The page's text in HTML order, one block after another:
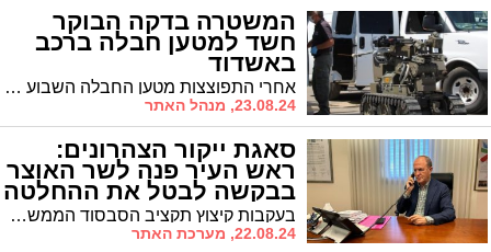
המשטרה בדקה הבוקר
חשד למטען חבלה ברכב
באשדוד
אחרי התפוצצות מטען החבלה השבוע באופנוע באשדוד, חבלני המשטרה בדקו הבוקר חשד למטען חבלה ברכב באשדוד
23.08.24, מנהל האתר
סאגת ייקור הצהרונים:
ראש העיר פנה לשר האוצר
בבקשה לבטל את ההחלטה
בעקבות קיצוץ תקציב הסבסוד הממשלתי שניתן למשרד החינוך להפעלת תכנית "ניצנים" בצהרונים, פנה ראש העיר ד"ר לסרי לשר האוצר בצלאל סמוטריץ' בדרישה לבטל את ההחלטה.
22.08.24, מערכת האתר